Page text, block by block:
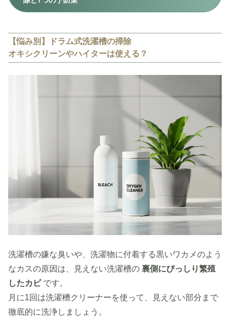
【悩み別】ドラム式洗濯槽の掃除
オキシクリーンやハイターは使える？
洗濯槽の嫌な臭いや、洗濯物に付着する黒いワカメのよう
なカスの原因は、見えない洗濯槽の 裏側にびっしり繁殖
したカビ です。
月に1回は洗濯槽クリーナーを使って、見えない部分まで
徹底的に洗浄しましょう。